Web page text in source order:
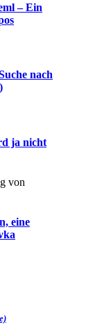
– Ein
nach
ja nicht
eine